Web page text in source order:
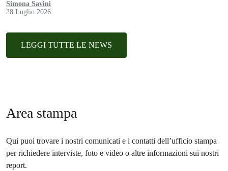
Simona Savini
28 Luglio 2026
LEGGI TUTTE LE NEWS
Area stampa
Qui puoi trovare i nostri comunicati e i contatti dell’ufficio stampa
per richiedere interviste, foto e video o altre informazioni sui nostri
report.